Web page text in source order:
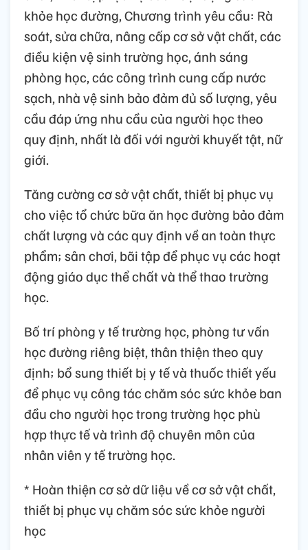
khỏe học đường, Chương trình yêu cầu: Rà
soát, sửa chữa, nâng cấp cơ sở vật chất, các
điều kiện vệ sinh trường học, ánh sáng
phòng học, các công trình cung cấp nước
sạch, nhà vệ sinh bảo đảm đủ số lượng, yêu
cầu đáp ứng nhu cầu của người học theo
quy định, nhất là đối với người khuyết tật, nữ
giới.
Tăng cường cơ sở vật chất, thiết bị phục vụ
cho việc tổ chức bữa ăn học đường bảo đảm
chất lượng và các quy định về an toàn thực
phẩm; sân chơi, bãi tập để phục vụ các hoạt
động giáo dục thể chất và thể thao trường
học.
Bố trí phòng y tế trường học, phòng tư vấn
học đường riêng biệt, thân thiện theo quy
định; bổ sung thiết bị y tế và thuốc thiết yếu
để phục vụ công tác chăm sóc sức khỏe ban
đầu cho người học trong trường học phù
hợp thực tế và trình độ chuyên môn của
nhân viên y tế trường học.
* Hoàn thiện cơ sở dữ liệu về cơ sở vật chất,
thiết bị phục vụ chăm sóc sức khỏe người
học